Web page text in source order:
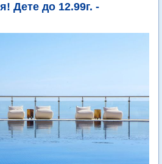
Дете до 12.99г. -